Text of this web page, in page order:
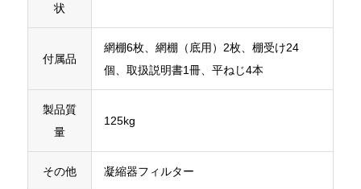
状
付属品
網棚6枚、網棚（底用）2枚、棚受け24
個、取扱説明書1冊、平ねじ4本
製品質
量
125kg
その他 凝縮器フィルター